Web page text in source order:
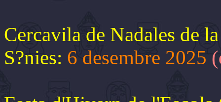
Cercavila de Nadales de
S?nies: 6 desembre 2025